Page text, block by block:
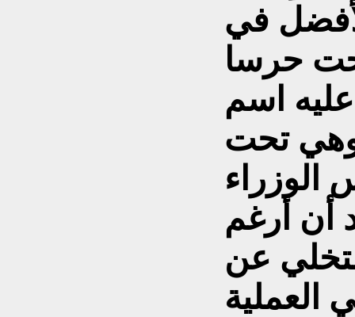
في
حرسا
اسم
وهي تحت
أن أرغم
عن
العملية